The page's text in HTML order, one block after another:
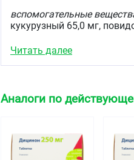
вспомогательные
кукурузный 65,0 мг,
Описание
Круглые двояковыпуклые
Гемостатическое средство
B02BX01
Читать далее
Аналоги по